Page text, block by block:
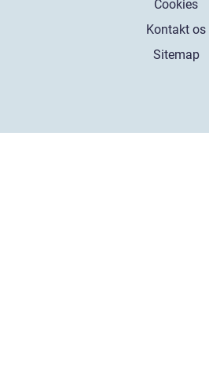
Cookies
Kontakt os
Sitemap